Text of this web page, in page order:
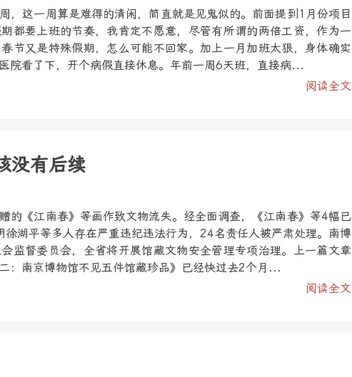
，这一周算是难得的清闲，简直就是见鬼似的。前面提到1月份项目
都要上班的节奏，我肯定不愿意，尽管有所谓的两倍工资，作为一
节又是特殊假期，怎么可能不回家。加上一月加班太狠，身体确实
院看了下，开个病假直接休息。年前一周6天班，直接病...
阅读全文
没有后续
的《江南春》等画作致文物流失。经全面调查，《江南春》等4幅已
湖平等多人存在严重违纪违法行为，24名责任人被严肃处理。南博
监督委员会，全省将开展馆藏文物安全管理专项治理。上一篇文章
：南京博物馆不见五件馆藏珍品》已经快过去2个月...
阅读全文